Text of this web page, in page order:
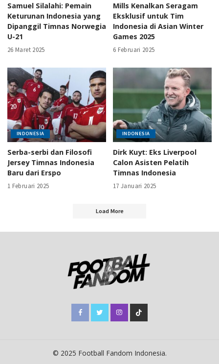
Samuel Silalahi: Pemain
Keturunan Indonesia yang
Dipanggil Timnas Norwegia
U-21
26 Maret 2025
Mills Kenalkan Seragam
Eksklusif untuk Tim
Indonesia di Asian Winter
Games 2025
6 Februari 2025
INDONESIA
Serba-serbi dan Filosofi
Jersey Timnas Indonesia
Baru dari Erspo
1 Februari 2025
INDONESIA
Dirk Kuyt: Eks Liverpool
Calon Asisten Pelatih
Timnas Indonesia
17 Januari 2025
Load More
© 2025 Football Fandom Indonesia.